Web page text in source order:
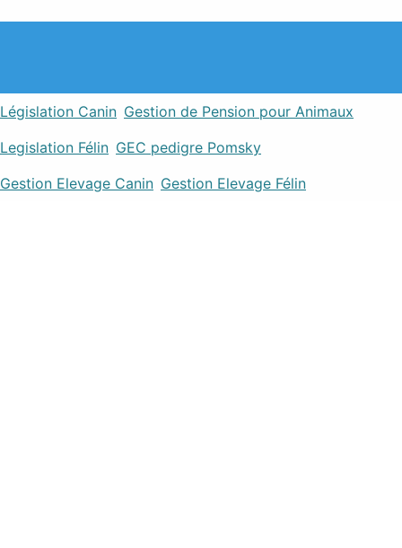
Législation Canin Gestion de Pension pour Animaux
Legislation Félin GEC pedigre Pomsky
Gestion Elevage Canin Gestion Elevage Félin